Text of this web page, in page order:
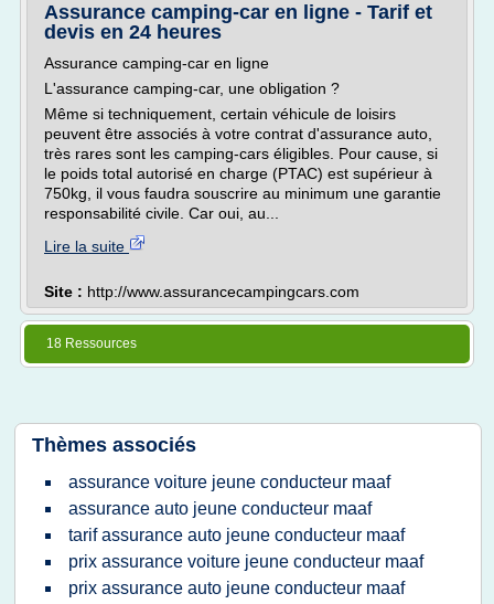
Assurance camping-car en ligne - Tarif et
devis en 24 heures
Assurance camping-car en ligne
L'assurance camping-car, une obligation ?
Même si techniquement, certain véhicule de loisirs
peuvent être associés à votre contrat d'assurance auto,
très rares sont les camping-cars éligibles. Pour cause, si
le poids total autorisé en charge (PTAC) est supérieur à
750kg, il vous faudra souscrire au minimum une garantie
responsabilité civile. Car oui, au...
Lire la suite
Site : http://www.assurancecampingcars.com
18 Ressources
Thèmes associés
assurance voiture jeune conducteur maaf
assurance auto jeune conducteur maaf
tarif assurance auto jeune conducteur maaf
prix assurance voiture jeune conducteur maaf
prix assurance auto jeune conducteur maaf